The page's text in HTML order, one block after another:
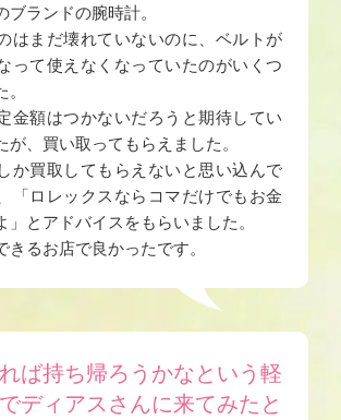
ブランドの腕時計。
はまだ壊れていないのに、ベルトが
って使えなくなっていたのがいくつ
金額はつかないだろうと期待してい
が、買い取ってもらえました。
か買取してもらえないと思い込んで
「ロレックスならコマだけでもお金
」とアドバイスをもらいました。
きるお店で良かったです。
ば持ち帰ろうかなという軽
ディアスさんに来てみたと